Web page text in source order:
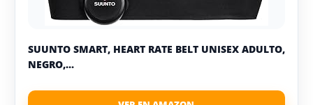
SUUNTO SMART, HEART RATE BELT UNISEX ADULTO,
NEGRO,...